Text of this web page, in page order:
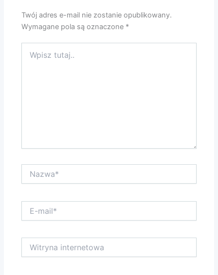
Twój adres e-mail nie zostanie opublikowany.
Wymagane pola są oznaczone *
tutaj..
mail*
internetowa